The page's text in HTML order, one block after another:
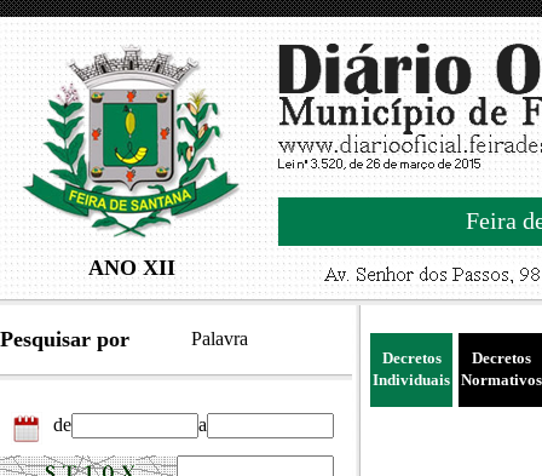
ANO XII
Feira
Pesquisar por Palavra
de a
Decretos
Individuais
Decretos
Normativos